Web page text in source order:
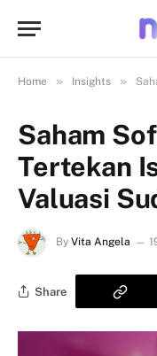
Home » Insights »
Saham
Tertekan
Valuasi
By Vita Angela
Share